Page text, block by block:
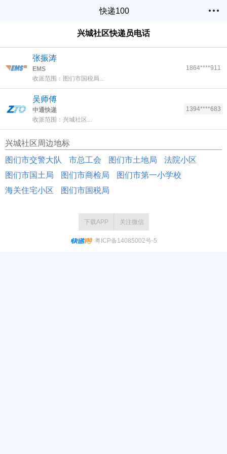
快递100
兴城社区快递员电话
张振涛
EMS
收派范围：图们市国税局...
1864****911
吴师傅
中通快递
收派范围：兴城社区...
1394****683
兴城社区周边地标
图们市交警大队
市总工会 图们市土地局
法院小区
图们市国土局
图们市商检局
图们市第一小学校
海关住宅小区
图们市国税局
下载APP 关注微信
粤ICP备14085002号-5